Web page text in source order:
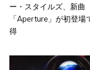
ー・スタイルズ、新曲
「Aperture」が初登場
得